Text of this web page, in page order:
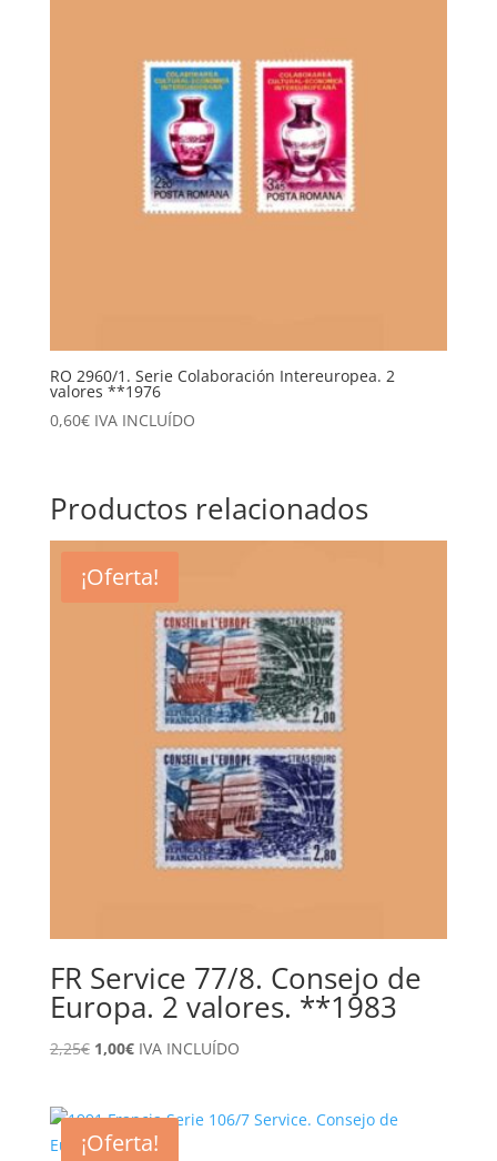
RO 2960/1. Serie Colaboración Intereuropea. 2
valores **1976
0,60€ IVA INCLUÍDO
Productos relacionados
¡Oferta!
FR Service 77/8. Consejo de
Europa. 2 valores. **1983
2,25€ El
era:
2,25€.
1,00€El
es:
1,00€.
IVA INCLUÍDO
¡Oferta!